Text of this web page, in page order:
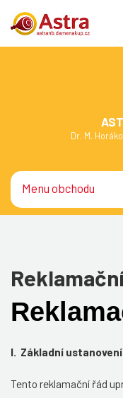
Obchodní
Jak to funguje
Kontakty
Dr. M.
Menu obchodu
I. Základní ustanovení
Tento reklamační řád